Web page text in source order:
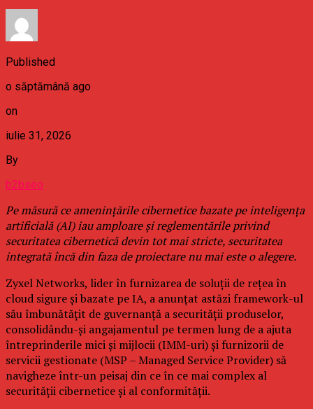
Published
o săptămână ago
on
iulie 31, 2026
By
b2bseo
Pe măsură ce amenințările cibernetice bazate pe inteligența
artificială (AI) iau amploare și reglementările privind
securitatea cibernetică devin tot mai stricte, securitatea
integrată încă din faza de proiectare nu mai este o alegere.
Zyxel Networks, lider în furnizarea de soluții de rețea în
cloud sigure și bazate pe IA, a anunțat astăzi framework-ul
său îmbunătățit de guvernanță a securității produselor,
consolidându-și angajamentul pe termen lung de a ajuta
întreprinderile mici și mijlocii (IMM-uri) și furnizorii de
servicii gestionate (MSP – Managed Service Provider) să
navigheze într-un peisaj din ce în ce mai complex al
securității cibernetice și al conformității.